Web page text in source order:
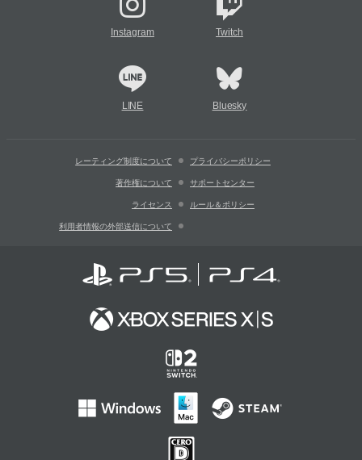
Instagram Twitch
LINE Bluesky
レーティング制度について プライバシーポリシー
著作権について サポートセンター
ライセンス ルール＆ポリシー
利用者情報の外部送信について